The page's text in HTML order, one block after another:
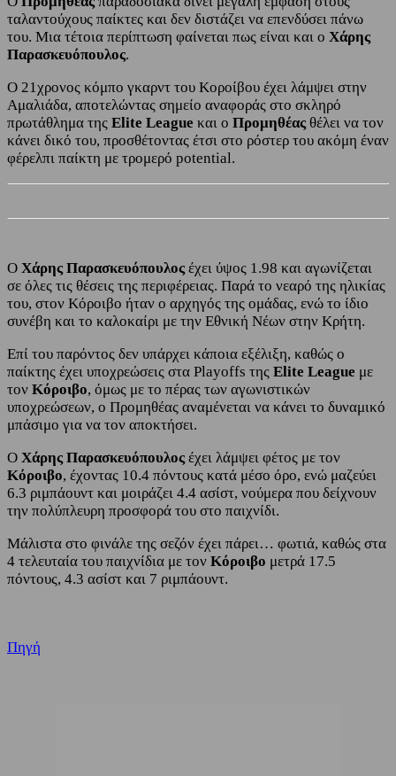
ταλαντούχους παίκτες και δεν διστάζει να επενδύσει πάνω
του. Μια τέτοια περίπτωση φαίνεται πως είναι και ο Χάρης
Παρασκευόπουλος.
Ο 21χρονος κόμπο γκαρντ του Κοροίβου έχει λάμψει στην
Αμαλιάδα, αποτελώντας σημείο αναφοράς στο σκληρό
πρωτάθλημα της Elite League και ο Προμηθέας θέλει να τον
κάνει δικό του, προσθέτοντας έτσι στο ρόστερ του ακόμη έναν
φέρελπι παίκτη με τρομερό potential.
Ο Χάρης Παρασκευόπουλος έχει ύψος 1.98 και αγωνίζεται
σε όλες τις θέσεις της περιφέρειας. Παρά το νεαρό της ηλικίας
του, στον Κόροιβο ήταν ο αρχηγός της ομάδας, ενώ το ίδιο
συνέβη και το καλοκαίρι με την Εθνική Νέων στην Κρήτη.
Επί του παρόντος δεν υπάρχει κάποια εξέλιξη, καθώς ο
παίκτης έχει υποχρεώσεις στα Playoffs της Elite League με
τον Κόροιβο, όμως με το πέρας των αγωνιστικών
υποχρεώσεων, ο Προμηθέας αναμένεται να κάνει το δυναμικό
μπάσιμο για να τον αποκτήσει.
Ο Χάρης Παρασκευόπουλος έχει λάμψει φέτος με τον
Κόροιβο, έχοντας 10.4 πόντους κατά μέσο όρο, ενώ μαζεύει
6.3 ριμπάουντ και μοιράζει 4.4 ασίστ, νούμερα που δείχνουν
την πολύπλευρη προσφορά του στο παιχνίδι.
Μάλιστα στο φινάλε της σεζόν έχει πάρει… φωτιά, καθώς στα
4 τελευταία του παιχνίδια με τον Κόροιβο μετρά 17.5
πόντους, 4.3 ασίστ και 7 ριμπάουντ.
Πηγή